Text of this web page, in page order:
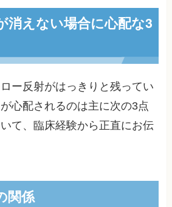
消えない場合に心配な3
ー反射がはっきりと残ってい
心配されるのは主に次の3点
て、臨床経験から正直にお伝
関係